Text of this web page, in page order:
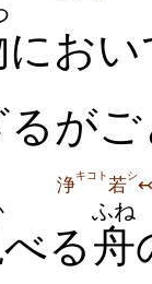
におい
るが
浄キコト若シ
べる舟
ふね